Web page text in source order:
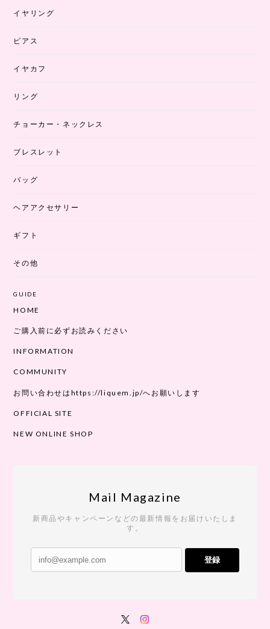
イヤリング
ピアス
イヤカフ
リング
チョーカー・ネックレス
ブレスレット
バッグ
ヘアアクセサリー
ギフト
その他
GUIDE
HOME
ご購入前に必ずお読みください
INFORMATION
COMMUNITY
お問い合わせはhttps://liquem.jp/へお願いします
OFFICIAL SITE
NEW ONLINE SHOP
Mail Magazine
新商品やキャンペーンなどの最新情報をお届けいたしま
す。
登録